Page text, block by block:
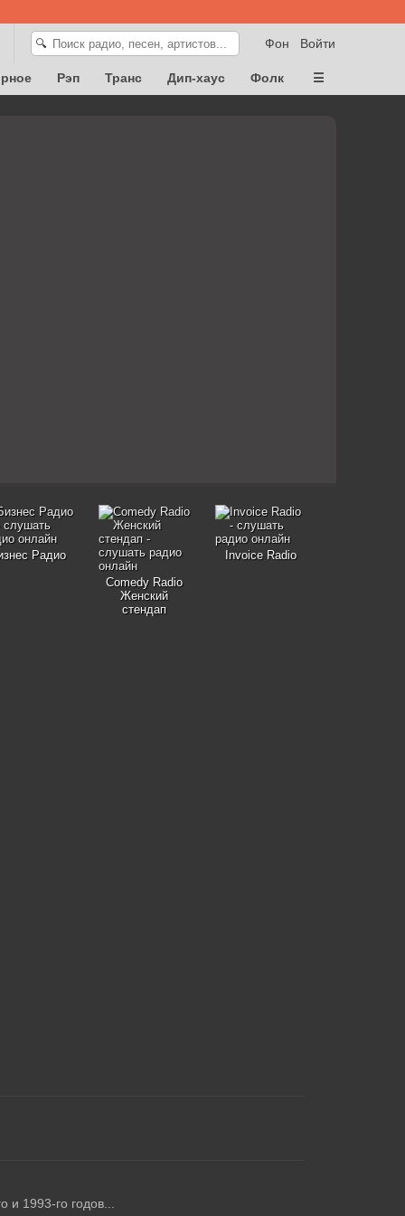
Войти
Фон
🔍
Рэп Транс Дип-хаус Фолк ☰
Радио
Comedy Radio
Женский
стендап
Invoice Radio
1993-го годов...